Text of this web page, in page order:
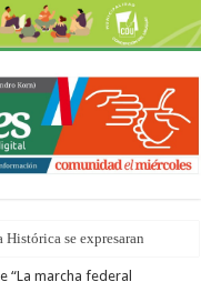
se expresaran
“La marcha federal